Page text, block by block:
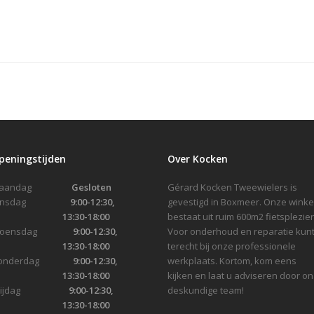
Gesloten
9:00-12:30,
13:30-18:00
9:00-12:30,
13:30-18:00
9:00-12:30,
13:30-18:00
9:00-12:30,
13:30-18:00
Over Kocken
Gérard Kocken Tweewielers is
gevestigd in Boxmeer. Onze
bestaat uit ruim 600m2
Voor onderhoud en reparatie
terecht bij onze professionele
werkplaats. Kortom, kom eens
kijken en laat u adviseren door
deskundige team!